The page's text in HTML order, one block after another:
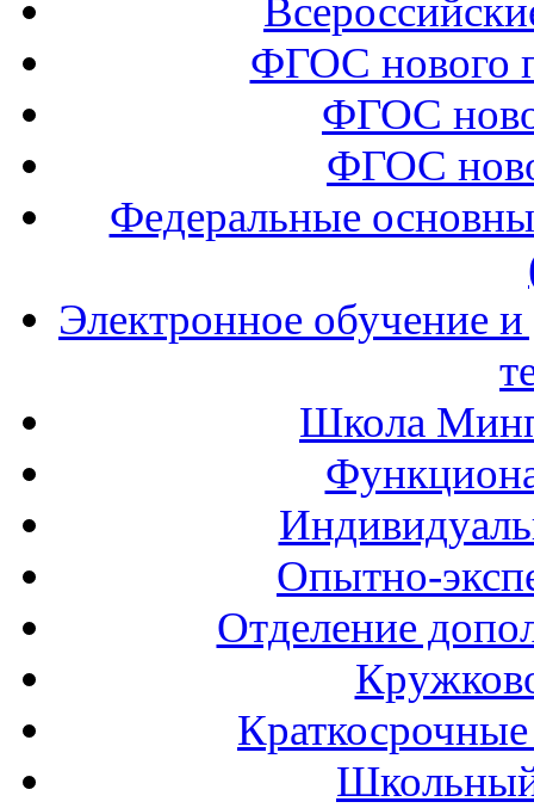
ФГОС нового
ФГОС
ФГОС
Федеральные
Электронное обучение
Школа
Опытно-
Отделение